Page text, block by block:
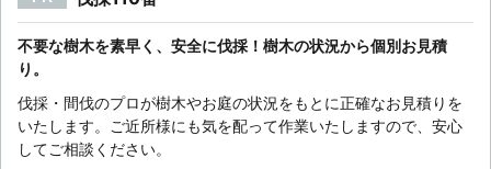
不要な樹木を素早く、安全に伐採！樹木の状況から個別お見積
り。
伐採・間伐のプロが樹木やお庭の状況をもとに正確なお見積りを
いたします。ご近所様にも気を配って作業いたしますので、安心
してご相談ください。